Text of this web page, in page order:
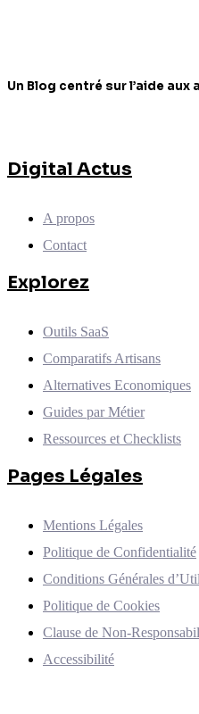
Un Blog centré sur l’aide aux
Digital Actus
A propos
Contact
Explorez
Outils SaaS
Comparatifs Artisans
Alternatives Economiques
Guides par Métier
Ressources et Checklists
Pages Légales
Mentions Légales
Politique de Confidentialité
Conditions Générales
Politique de Cookies
Clause de Non-
Accessibilité